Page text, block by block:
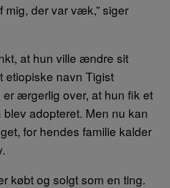
mig, der var væk,” siger
at hun ville ændre sit
etiopiske navn Tigist
ærgerlig over, at hun fik et
adopteret. Men nu kan
for hendes familie kalder
købt og solgt som en ting.